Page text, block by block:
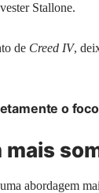
Stallone.
de Creed IV,
o
abordagem